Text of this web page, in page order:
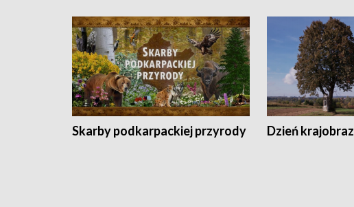
Skarby podkarpackiej przyrody Dzień